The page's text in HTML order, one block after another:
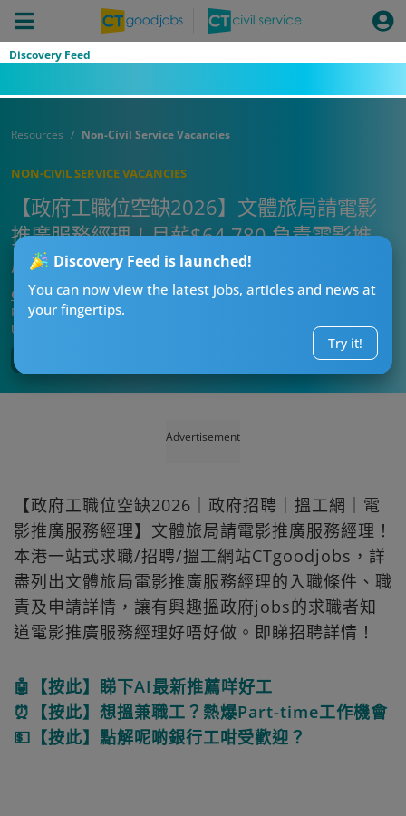
Discovery Feed
Discovery Feed is launched!
You can now view the latest jobs, articles and news at
your fingertips.
Try it!
Resources Non-Civil Service Vacancies
NON-CIVIL SERVICE VACANCIES
【政府工職位空缺2026】文體旅局請電影
推廣服務經理！月薪$64,780 負責電影推
廣！
CTgoodjobs’ Editor
Published:2026-07-09 09:57
Updated:
Advertisement
【政府工職位空缺2026｜政府招聘｜搵工網｜電
影推廣服務經理】文體旅局請電影推廣服務經理！
本港一站式求職/招聘/搵工網站CTgoodjobs，詳
盡列出文體旅局電影推廣服務經理的入職條件、職
責及申請詳情，讓有興趣搵政府jobs的求職者知
道電影推廣服務經理好唔好做。即睇招聘詳情！
🤖【按此】睇下AI最新推薦咩好工
⏰【按此】想搵兼職工？熱爆Part-time工作機會
💵【按此】點解呢啲銀行工咁受歡迎？